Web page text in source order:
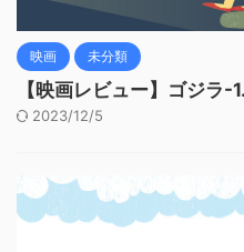
映画 未分類
【映画レビュー】ゴジラ-
2023/12/5